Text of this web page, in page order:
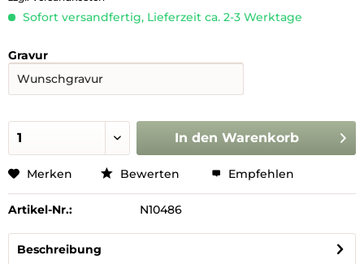
Sofort versandfertig, Lieferzeit ca. 2-3 Werktage
Gravur
In den Warenkorb
Merken Bewerten Empfehlen
Artikel-Nr.: N10486
Beschreibung